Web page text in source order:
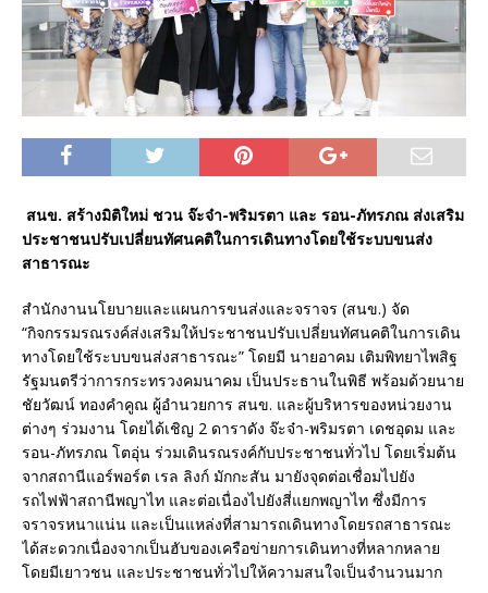
สนข. สร้างมิติใหม่ ชวน จ๊ะจ๋า-พริมรตา และ รอน-ภัทรภณ ส่งเสริม
ประชาชนปรับเปลี่ยนทัศนคติในการเดินทางโดยใช้ระบบขนส่ง
สาธารณะ
สำนักงานนโยบายและแผนการขนส่งและจราจร (สนข.) จัด
“กิจกรรมรณรงค์ส่งเสริมให้ประชาชนปรับเปลี่ยนทัศนคติในการเดิน
ทางโดยใช้ระบบขนส่งสาธารณะ” โดยมี นายอาคม เติมพิทยาไพสิฐ
รัฐมนตรีว่าการกระทรวงคมนาคม เป็นประธานในพิธี พร้อมด้วยนาย
ชัยวัฒน์ ทองคำคูณ ผู้อำนวยการ สนข. และผู้บริหารของหน่วยงาน
ต่างๆ ร่วมงาน โดยได้เชิญ 2 ดาราดัง จ๊ะจ๋า-พริมรตา เดชอุดม และ
รอน-ภัทรภณ โตอุ่น ร่วมเดินรณรงค์กับประชาชนทั่วไป โดยเริ่มต้น
จากสถานีแอร์พอร์ต เรล ลิงก์ มักกะสัน มายังจุดต่อเชื่อมไปยัง
รถไฟฟ้าสถานีพญาไท และต่อเนื่องไปยังสี่แยกพญาไท ซึ่งมีการ
จราจรหนาแน่น และเป็นแหล่งที่สามารถเดินทางโดยรถสาธารณะ
ได้สะดวกเนื่องจากเป็นฮับของเครือข่ายการเดินทางที่หลากหลาย
โดยมีเยาวชน และประชาชนทั่วไปให้ความสนใจเป็นจำนวนมาก